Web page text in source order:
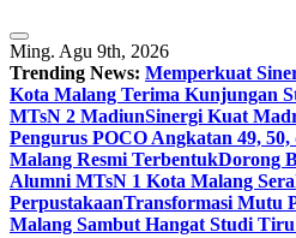
Ming. Agu 9th, 2026
Trending News: Memperkuat
Kota Malang Terima Kunjungan
MTsN 2 MadiunSinergi Kuat
Pengurus POCO Angkatan 49,
Malang Resmi TerbentukDorong
Alumni MTsN 1 Kota Malang
PerpustakaanTransformasi Mutu
Malang Sambut Hangat Studi